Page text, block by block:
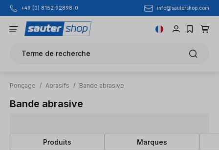
Passer au contenu principal
+49 (0) 8152 92898-0 info@sautershop.com
Terme de recherche
Ponçage / Abrasifs / Bande abrasive
Bande abrasive
Produits Marques